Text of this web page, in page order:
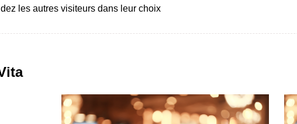
les autres visiteurs dans leur choix